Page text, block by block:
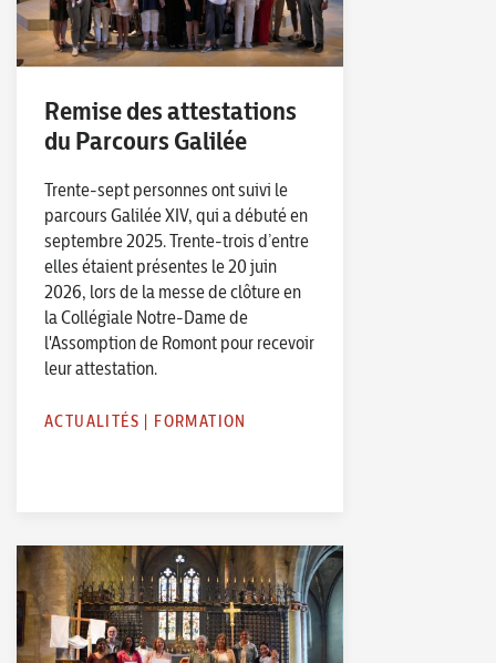
Remise des attestations
du Parcours Galilée
Trente-sept personnes ont suivi le
parcours Galilée XIV, qui a débuté en
septembre 2025. Trente-trois d’entre
elles étaient présentes le 20 juin
2026, lors de la messe de clôture en
la Collégiale Notre-Dame de
l'Assomption de Romont pour recevoir
leur attestation.
ACTUALITÉS | FORMATION